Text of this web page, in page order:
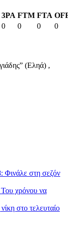
3PA FTM FTA
0 0 0 0
(Εληά) ,
Φινάλε στη σεζόν
χρόνου να
στο τελευταίο